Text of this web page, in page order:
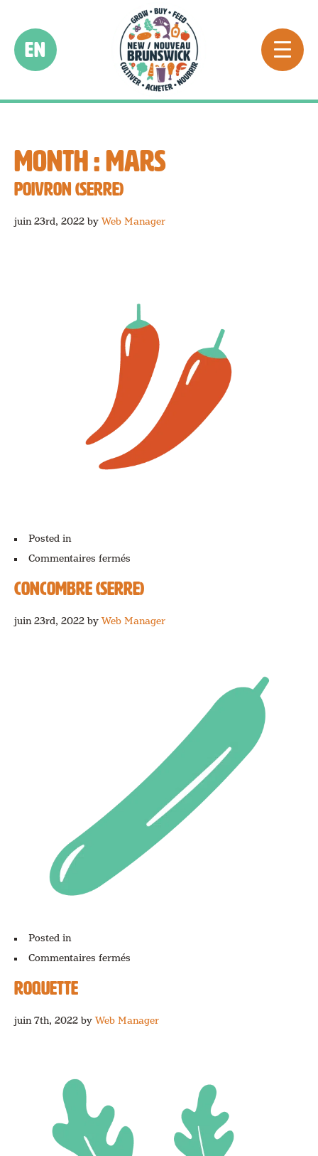
EN
MONTH : MARS
POIVRON (SERRE)
juin 23rd, 2022 byWeb Manager
Posted in
Commentaires fermés
(serre)
CONCOMBRE (SERRE)
juin 23rd, 2022 byWeb Manager
Posted in
Commentaires fermés
ROQUETTE
juin 7th, 2022 byWeb Manager